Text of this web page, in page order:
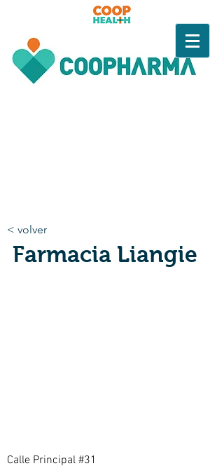
< volver
Farmacia Liangie
Calle Principal #31